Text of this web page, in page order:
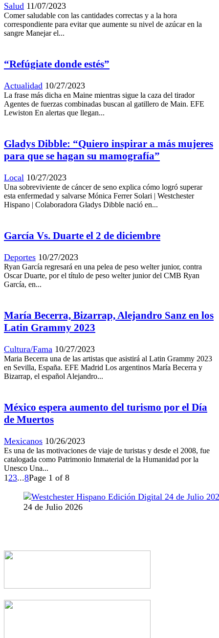
Salud 11/07/2023
Comer saludable con las cantidades correctas y a la hora
correspondiente para evitar que aumente su nivel de azúcar en la
sangre Manejar el...
“Refúgiate donde estés”
Actualidad 10/27/2023
La frase más dicha en Maine mientras sigue la caza del tirador
Agentes de fuerzas combinadas buscan al gatillero de Main. EFE
Lewiston En alertas que llegan...
Gladys Dibble: “Quiero inspirar a más mujeres
para que se hagan su mamografía”
Local 10/27/2023
Una sobreviviente de cáncer de seno explica cómo logró superar
esta enfermedad y salvarse Mónica Ferrer Solari | Westchester
Hispano | Colaboradora Gladys Dibble nació en...
García Vs. Duarte el 2 de diciembre
Deportes 10/27/2023
Ryan García regresará en una pelea de peso welter junior, contra
Oscar Duarte, por el título de peso welter junior del CMB Ryan
García, en...
María Becerra, Bizarrap, Alejandro Sanz en los
Latin Grammy 2023
Cultura/Fama 10/27/2023
Maria Becerra una de las artistas que asistirá al Latin Grammy 2023
en Sevilla, España. EFE Madrid Los argentinos María Becerra y
Bizarrap, el español Alejandro...
México espera aumento del turismo por el Día
de Muertos
Mexicanos 10/26/2023
Es una de las motivaciones de viaje de turistas y desde el 2008, fue
catalogada como Patrimonio Inmaterial de la Humanidad por la
Unesco Una...
123...8Page 1 of 8
24 de Julio 2026